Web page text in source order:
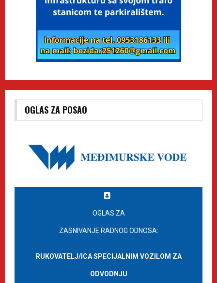
OGLAS ZA POSAO
OGLAS ZA
ZASNIVANJE RADNOG ODNOSA:
RUKOVATELJ/ICA SPECIJALNIM VOZILOM ZA
ODVODNJU